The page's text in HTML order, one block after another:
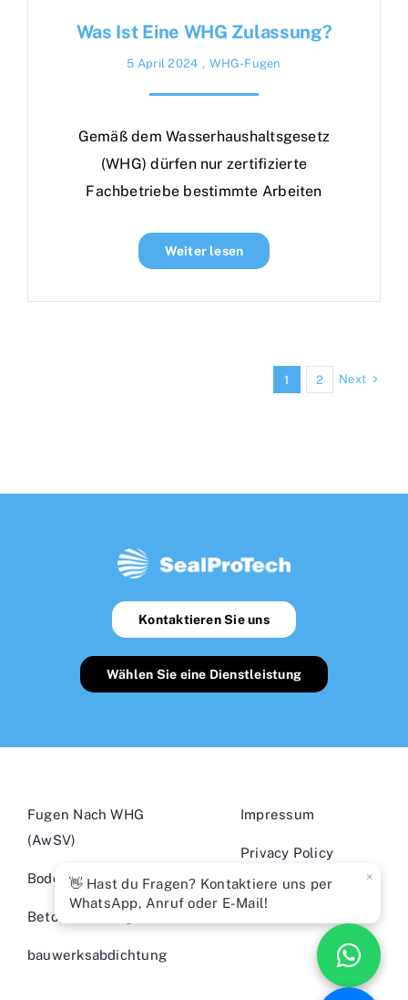
Was Ist Eine WHG Zulassung?
5 April 2024 , WHG-Fugen
Gemäß dem Wasserhaushaltsgesetz
(WHG) dürfen nur zertifizierte
Fachbetriebe bestimmte Arbeiten
Weiter lesen
1 2 Next
Kontaktieren Sie uns
Wählen Sie eine Dienstleistung
Fugen Nach WHG
(AwSV)
Bodenbeschichtung
Betonsanierung
bauwerksabdichtung
Impressum
Privacy Policy
Cookie Policy
×
👋 Hast du Fragen? Kontaktiere uns per
WhatsApp, Anruf oder E-Mail!